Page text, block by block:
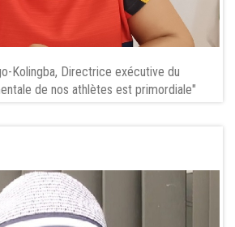
Kolingba, Directrice exécutive du
de nos athlètes est primordiale"